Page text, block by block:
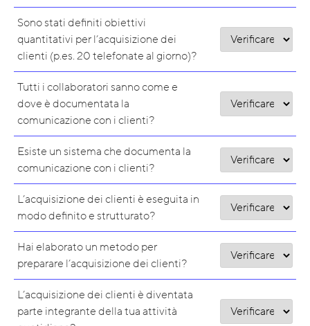
Sono stati definiti obiettivi
quantitativi per l’acquisizione dei
clienti (p.es. 20 telefonate al giorno)?
Tutti i collaboratori sanno come e
dove è documentata la
comunicazione con i clienti?
Esiste un sistema che documenta la
comunicazione con i clienti?
L’acquisizione dei clienti è eseguita in
modo definito e strutturato?
Hai elaborato un metodo per
preparare l’acquisizione dei clienti?
L’acquisizione dei clienti è diventata
parte integrante della tua attività